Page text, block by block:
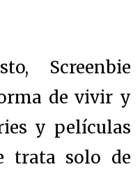
Screenbie
de vivir y
y películas
trata solo de